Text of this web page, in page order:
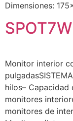
Dimensiones:
Monitor interior
hilos– Capacidad
monitores
monitores de